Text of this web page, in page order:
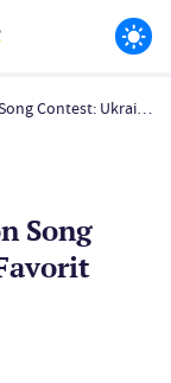
Ukraine großer Favorit
Song